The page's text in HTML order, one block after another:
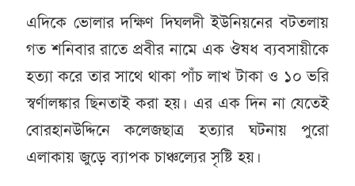
এদিকে ভোলার দক্ষিণ দিঘলদী ইউনিয়নের বটতলায়
গত শনিবার রাতে প্রবীর নামে এক ঔষধ ব্যবসায়ীকে
হত্যা করে তার সাথে থাকা পাঁচ লাখ টাকা ও ১০ ভরি
স্বর্ণালঙ্কার ছিনতাই করা হয়। এর এক দিন না যেতেই
বোরহানউদ্দিনে কলেজছাত্র হত্যার ঘটনায় পুরো
এলাকায় জুড়ে ব্যাপক চাঞ্চল্যের সৃষ্টি হয়।